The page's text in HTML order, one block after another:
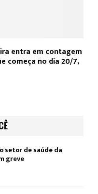
entra em contagem
começa no dia 20/7,
setor de saúde da
greve